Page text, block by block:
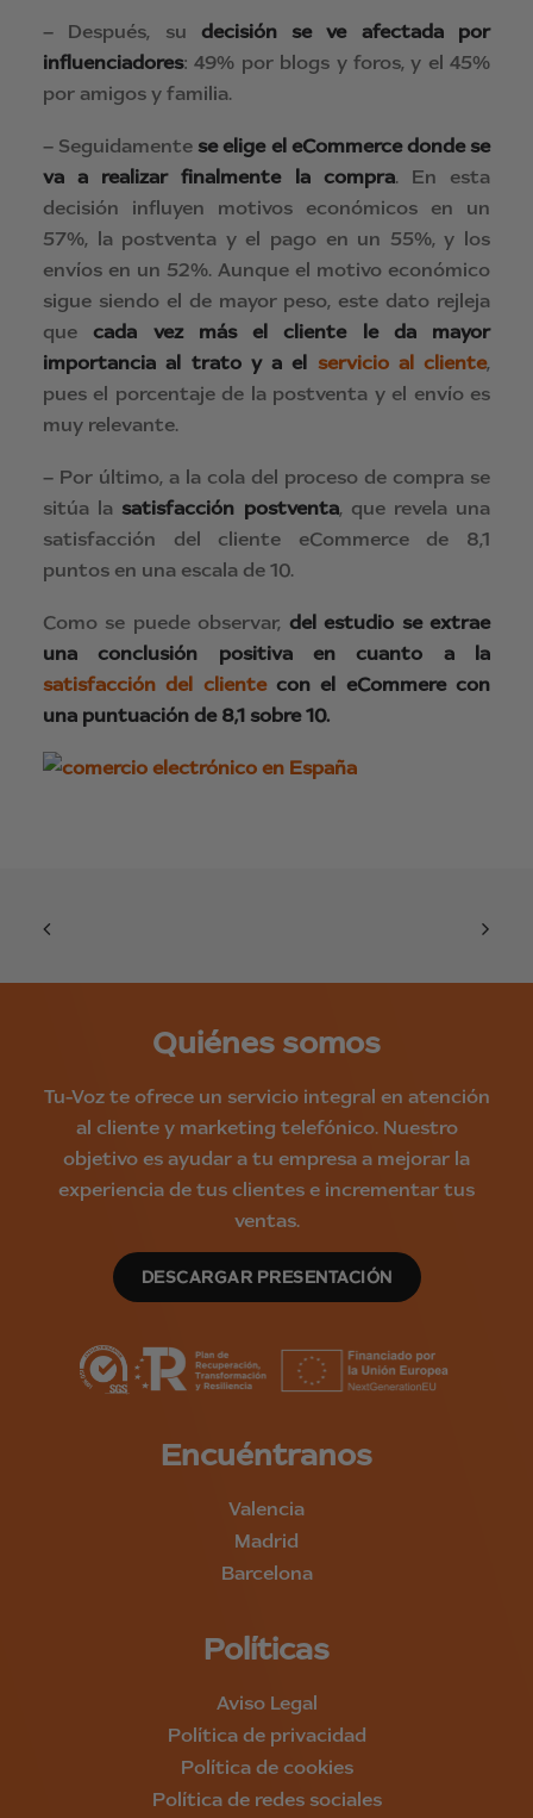
– Después, su decisión se ve afectada por
influenciadores: 49% por blogs y foros, y el 45%
por amigos y familia.
– Seguidamente se elige el eCommerce donde se
va a realizar finalmente la compra. En esta
decisión influyen motivos económicos en un
57%, la postventa y el pago en un 55%, y los
envíos en un 52%. Aunque el motivo económico
sigue siendo el de mayor peso, este dato rejleja
quecada vez más el cliente le da mayor
importancia al trato y a el servicio al cliente,
pues el porcentaje de la postventa y el envío es
muy relevante.
– Por último, a la cola del proceso de compra se
sitúa la satisfacción postventa, que revela una
satisfacción del cliente eCommerce de 8,1
puntos en una escala de 10.
Como se puede observar, del estudio se extrae
una conclusión positiva en cuanto a la
satisfacción del clientecon el eCommere con
una puntuación de 8,1 sobre 10.
Quiénes somos
Tu-Voz te ofrece un servicio integral en atención
al cliente y marketing telefónico. Nuestro
objetivo es ayudar a tu empresa a mejorar la
experiencia de tus clientes e incrementar tus
ventas.
DESCARGAR PRESENTACIÓN
Encuéntranos
Valencia
Madrid
Barcelona
Políticas
Aviso Legal
Política de privacidad
Política de cookies
Política de redes sociales